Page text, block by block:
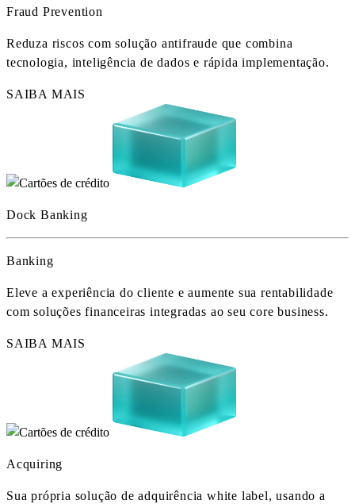
Fraud Prevention
Reduza riscos com solução antifraude que combina
tecnologia, inteligência de dados e rápida implementação.
SAIBA MAIS
Dock Banking
Banking
Eleve a experiência do cliente e aumente sua rentabilidade
com soluções financeiras integradas ao seu core business.
SAIBA MAIS
Acquiring
Sua própria solução de adquirência white label, usando a